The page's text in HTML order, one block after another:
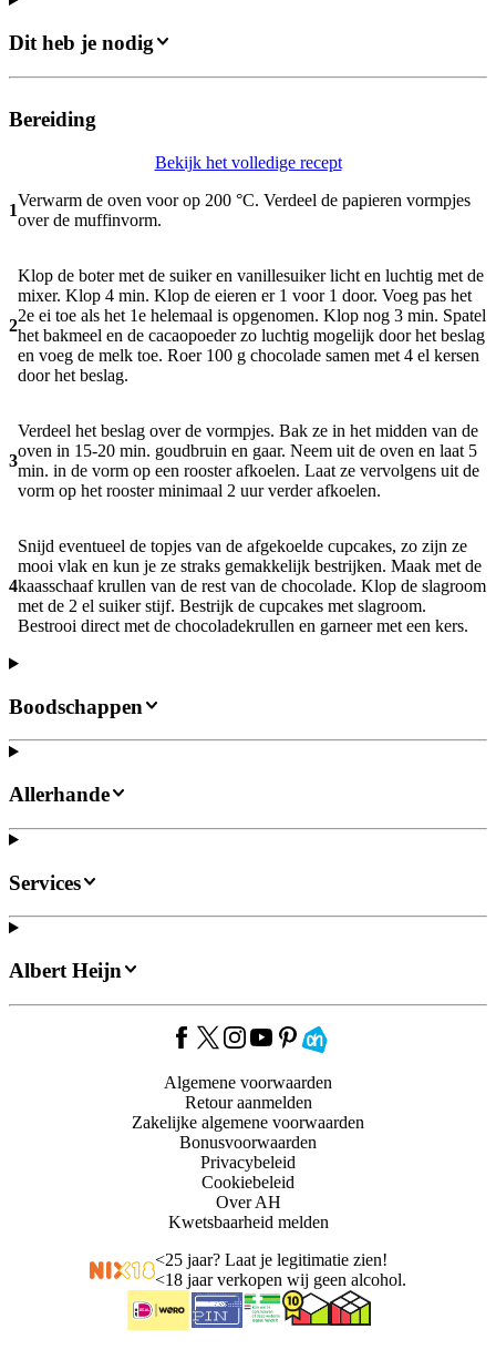
Dit heb je nodig
Bereiding
Bekijk het volledige recept
1
Verwarm de oven voor op 200 °C. Verdeel de papieren vormpjes
over de muffinvorm.
2
Klop de boter met de suiker en vanillesuiker licht en luchtig met de
mixer. Klop 4 min. Klop de eieren er 1 voor 1 door. Voeg pas het
2e ei toe als het 1e helemaal is opgenomen. Klop nog 3 min. Spatel
het bakmeel en de cacaopoeder zo luchtig mogelijk door het beslag
en voeg de melk toe. Roer 100 g chocolade samen met 4 el kersen
door het beslag.
3
Verdeel het beslag over de vormpjes. Bak ze in het midden van de
oven in 15-20 min. goudbruin en gaar. Neem uit de oven en laat 5
min. in de vorm op een rooster afkoelen. Laat ze vervolgens uit de
vorm op het rooster minimaal 2 uur verder afkoelen.
4
Snijd eventueel de topjes van de afgekoelde cupcakes, zo zijn ze
mooi vlak en kun je ze straks gemakkelijk bestrijken. Maak met de
kaasschaaf krullen van de rest van de chocolade. Klop de slagroom
met de 2 el suiker stijf. Bestrijk de cupcakes met slagroom.
Bestrooi direct met de chocoladekrullen en garneer met een kers.
Boodschappen
Allerhande
Services
Albert Heijn
Algemene voorwaarden
Retour aanmelden
Zakelijke algemene voorwaarden
Bonusvoorwaarden
Privacybeleid
Cookiebeleid
Over AH
Kwetsbaarheid melden
<25 jaar? Laat je legitimatie zien!
<18 jaar verkopen wij geen alcohol.